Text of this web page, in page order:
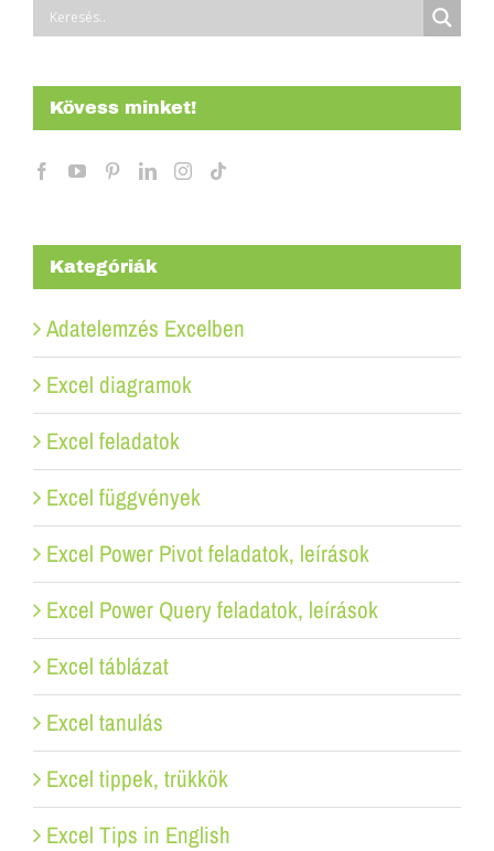
Kövess minket!
Kategóriák
Adatelemzés Excelben
Excel diagramok
Excel feladatok
Excel függvények
Excel Power Pivot feladatok, leírások
Excel Power Query feladatok, leírások
Excel táblázat
Excel tanulás
Excel tippek, trükkök
Excel Tips in English